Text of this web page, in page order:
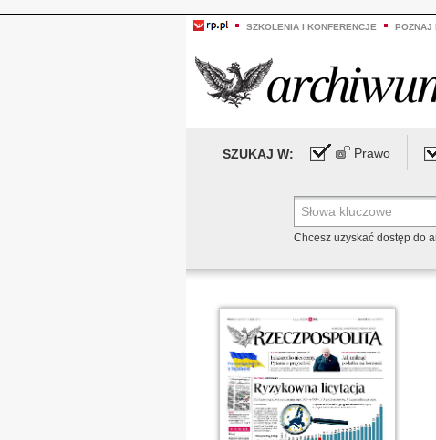
SZKOLENIA I KONFERENCJE POZNAJ
SZUKAJ W: Prawo
Chcesz uzyskać dostęp do